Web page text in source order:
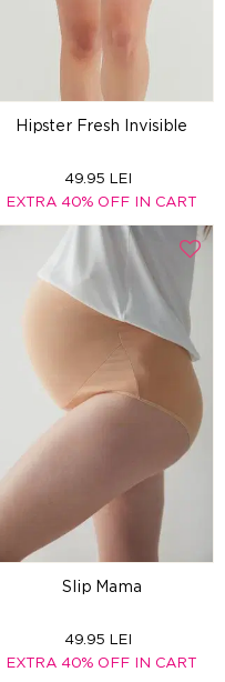
Hipster Fresh Invisible
49.95 LEI
EXTRA 40% OFF IN CART
Slip Mama
49.95 LEI
EXTRA 40% OFF IN CART